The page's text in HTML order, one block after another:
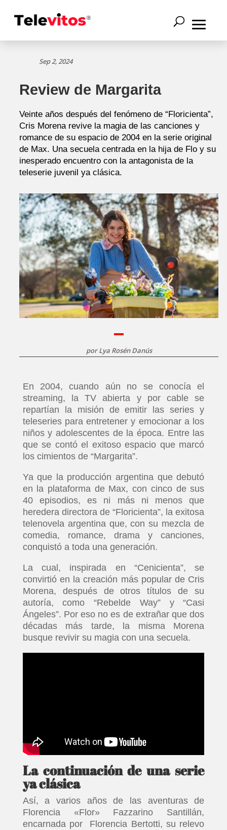
Sep 2, 2024
Review de Margarita
Veinte años después del fenómeno de “Floricienta”,
Cris Morena revive la magia de las canciones y
romance de su espacio de 2004 en la serie original
de Max. Una secuela centrada en la hija de Flo y su
inesperado encuentro con la antagonista de la
teleserie juvenil ya clásica.
porLya Rosén Danús
En 2004, cuando aún no se conocía el
streaming, la TV abierta y por cable se
repartían la misión de emitir las series y
teleseries para entretener y emocionar a los
niños y adolescentes de la época. Entre las
que se contó el exitoso espacio que marcó
los cimientos de “Margarita”.
Ya que la producción argentina que debutó
en la plataforma de Max, con cinco de sus
40 episodios, es ni más ni menos que
heredera directora de “Floricienta”, la exitosa
telenovela argentina que, con su mezcla de
comedia, romance, drama y canciones,
conquistó a toda una generación.
La cual, inspirada en “Cenicienta”, se
convirtió en la creación más popular de Cris
Morena, después de otros títulos de su
autoría, como “Rebelde Way” y “Casi
Ángeles”. Por eso no es de extrañar que dos
décadas más tarde, la misma Morena
busque revivir su magia con una secuela.
La continuación de una serie
ya clásica
Así, a varios años de las aventuras de
Florencia «Flor» Fazzarino Santillán,
encarnada por Florencia Bertotti, su relevo